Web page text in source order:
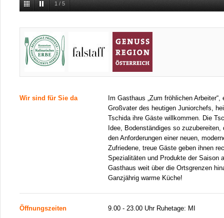
1 / 5
Wir sind für Sie da
Im Gasthaus „Zum fröhlichen
Großvater des heutigen Juniorchefs,
Tschida ihre Gäste willkommen. Die
Idee, Bodenständiges so
den Anforderungen einer neuen,
Zufriedene, treue Gäste geben ihnen
Spezialitäten und Produkte der Saison
Gasthaus weit über die Ortsgrenzen
Ganzjährig warme Küche!
Öffnungszeiten 9.00 - 23.00 Uhr Ruhetage: MI